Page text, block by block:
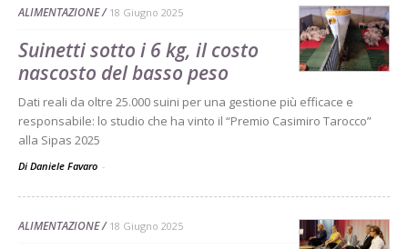
ALIMENTAZIONE 18 Giugno 2025
Suinetti sotto i 6 kg, il costo
nascosto del basso peso
Dati reali da oltre 25.000 suini per una gestione più efficace e
responsabile: lo studio che ha vinto il “Premio Casimiro Tarocco”
alla Sipas 2025
Di Daniele Favaro -
ALIMENTAZIONE 18 Giugno 2025